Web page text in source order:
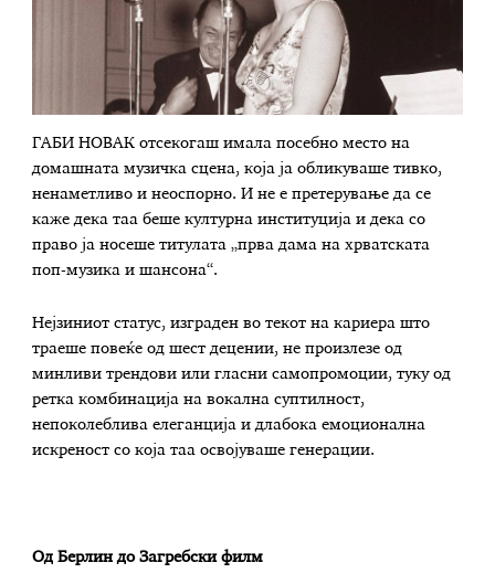
ГАБИ НОВАК отсекогаш имала посебно место на
домашната музичка сцена, која ја обликуваше тивко,
ненаметливо и неоспорно. И не е претерување да се
каже дека таа беше културна институција и дека со
право ја носеше титулата „прва дама на хрватската
поп-музика и шансона“.
Нејзиниот статус, изграден во текот на кариера што
траеше повеќе од шест децении, не произлезе од
минливи трендови или гласни самопромоции, туку од
ретка комбинација на вокална суптилност,
непоколеблива елеганција и длабока емоционална
искреност со која таа освојуваше генерации.
Од Берлин до Загребски филм